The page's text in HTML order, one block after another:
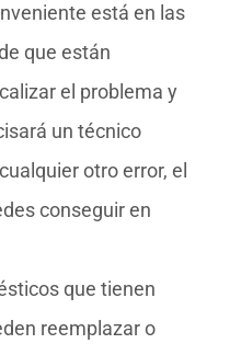
está en las
que están
el problema y
un técnico
otro error, el
conseguir en
que tienen
reemplazar o